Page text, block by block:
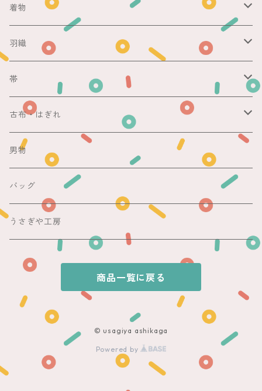
ericoさん
レース足袋
マスキングテープ
防虫香
着物
袷
銘仙
紬
その他
単衣
銘仙
紬
夏
浴衣
夏着物
羽織
銘仙
その他
帯
名古屋帯
袋帯
昼夜帯
夏帯
半幅帯
古布・はぎれ
切売り
銘仙
銘仙集め
木綿・麻
男物
バッグ
うさぎや工房
商品一覧に戻る
© usagiya ashikaga
Powered by